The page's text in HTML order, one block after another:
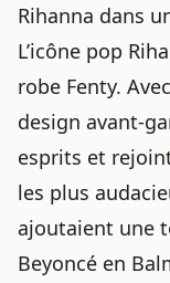
Rihanna dans
L’icône pop
robe Fenty.
design avant-
esprits et
les plus
ajoutaient une
Beyoncé en